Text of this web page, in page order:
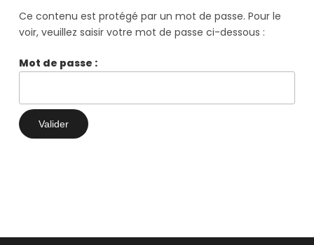
Ce contenu est protégé par un mot de passe. Pour le
voir, veuillez saisir votre mot de passe ci-dessous :
Mot de passe :